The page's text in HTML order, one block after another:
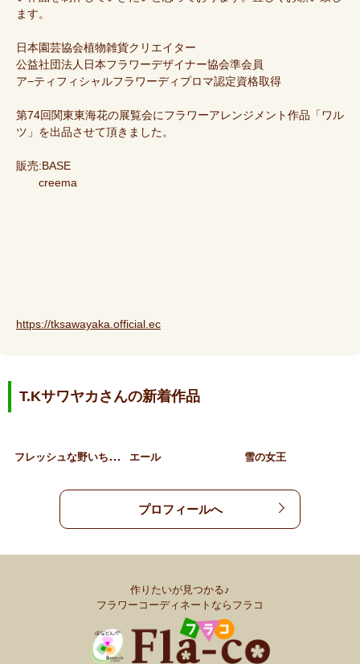
ます。
日本園芸協会植物雑貨クリエイター
公益社団法人日本フラワーデザイナー協会準会員
ア−ティフィシャルフラワーディプロマ認定資格取得
第74回関東東海花の展覧会にフラワーアレンジメント作品「ワル
ツ」を出品させて頂きました。
販売:BASE
creema
https://tksawayaka.official.ec
T.Kサワヤカさんの新着作品
フ
レッシュな野いちごのプレ… エール 雪の女王
プロフィールへ
作りたいが見つかる♪
フラワーコーディネートならフラコ